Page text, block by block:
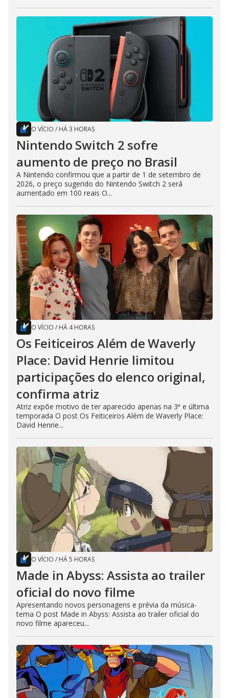
O VÍCIO / HÁ 3 HORAS
Nintendo Switch 2 sofre
aumento de preço no Brasil
A Nintendo confirmou que a partir de 1 de setembro de
2026, o preço sugerido do Nintendo Switch 2 será
aumentado em 100 reais O...
O VÍCIO / HÁ 4 HORAS
Os Feiticeiros Além de Waverly
Place: David Henrie limitou
participações do elenco original,
confirma atriz
Atriz expõe motivo de ter aparecido apenas na 3ª e última
temporada O post Os Feiticeiros Além de Waverly Place:
David Henrie...
O VÍCIO / HÁ 5 HORAS
Made in Abyss: Assista ao trailer
oficial do novo filme
Apresentando novos personagens e prévia da música-
tema O post Made in Abyss: Assista ao trailer oficial do
novo filme apareceu...